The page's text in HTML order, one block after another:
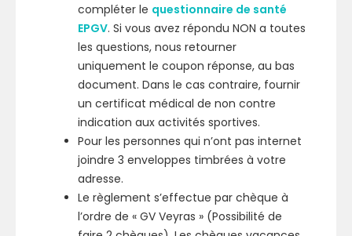
compléter le questionnaire de santé
EPGV. Si vous avez répondu NON a toutes
les questions, nous retourner
uniquement le coupon réponse, au bas
document. Dans le cas contraire, fournir
un certificat médical de non contre
indication aux activités sportives.
Pour les personnes qui n’ont pas internet
joindre 3 enveloppes timbrées à votre
adresse.
Le règlement s’effectue par chèque à
l’ordre de « GV Veyras » (Possibilité de